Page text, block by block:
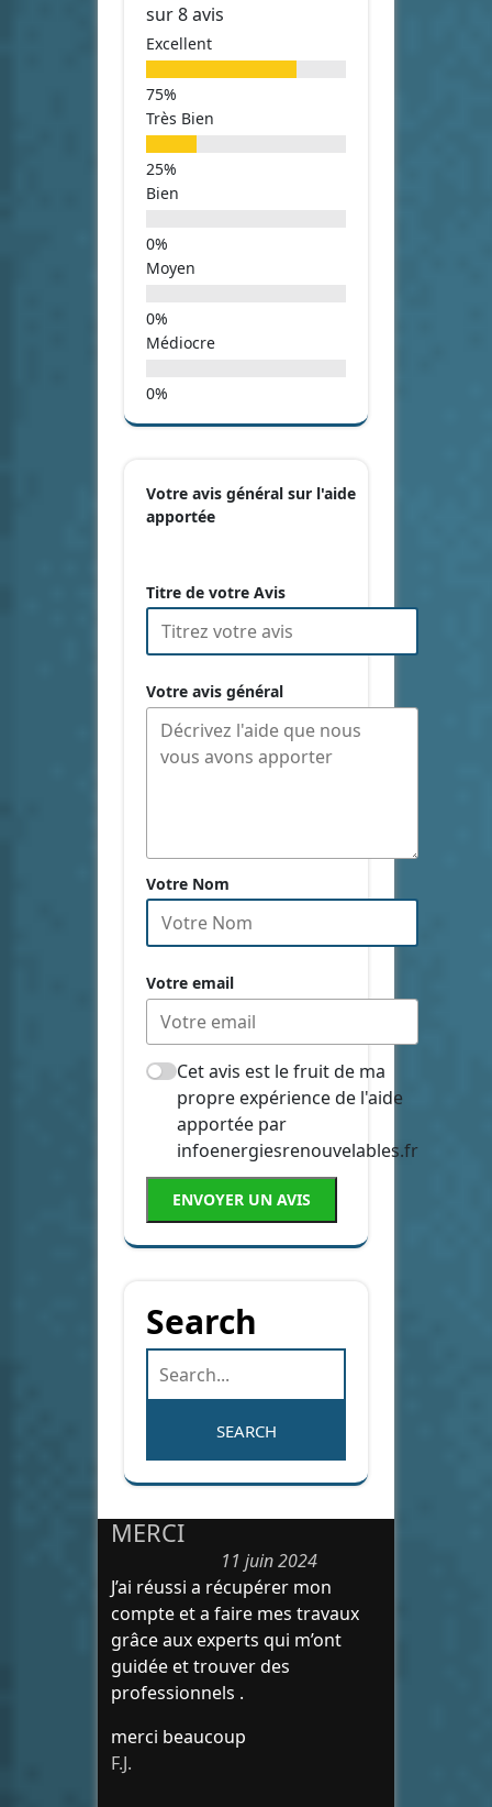
sur 8 avis
Excellent
Très Bien
Bien
Moyen
Médiocre
Votre avis général sur l'aide
apportée
Titre de votre Avis
Votre avis général
Votre Nom
Votre email
Cet avis est le fruit de ma
propre expérience de l'aide
apportée par
infoenergiesrenouvelables.fr
ENVOYER UN AVIS
Search
MERCI
11 juin 2024
J’ai réussi a récupérer mon
compte et a faire mes travaux
grâce aux experts qui m’ont
guidée et trouver des
professionnels .
merci beaucoup
F.J.